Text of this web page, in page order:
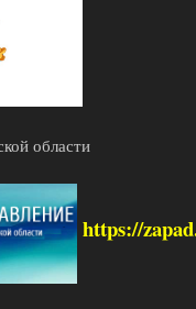
области
https://